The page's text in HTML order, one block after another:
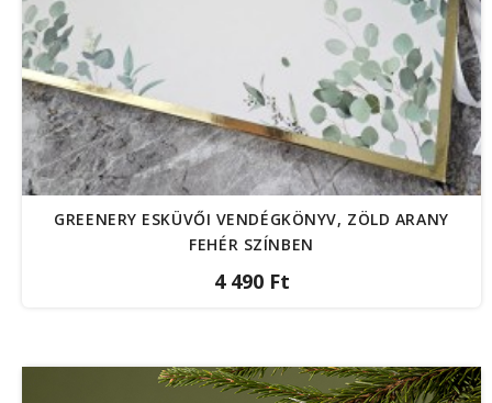
GREENERY ESKÜVŐI VENDÉGKÖNYV, ZÖLD ARANY
FEHÉR SZÍNBEN
4 490 Ft